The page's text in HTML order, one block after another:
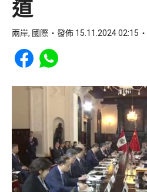
道
兩岸, 國際 發佈 15.11.2024 02:15
Share to Facebook
Share to WhatsApp